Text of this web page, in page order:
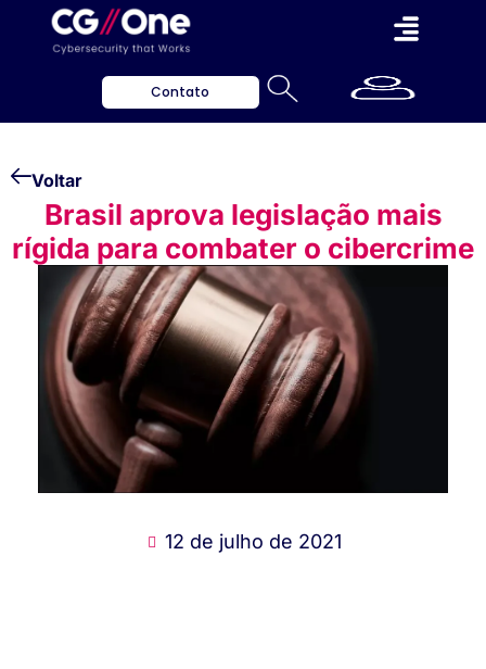
Contato
Voltar
Brasil aprova legislação mais
rígida para combater o cibercrime
12 de julho de 2021